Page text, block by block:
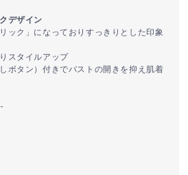
デザイン
ック」になっておりすっきりとした印象
スタイルアップ
ボタン）付きでバストの開きを抑え肌着